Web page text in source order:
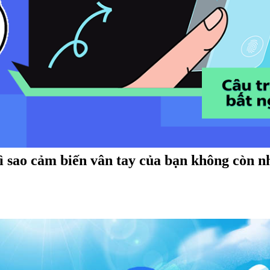
sao cảm biến vân tay của bạn không còn